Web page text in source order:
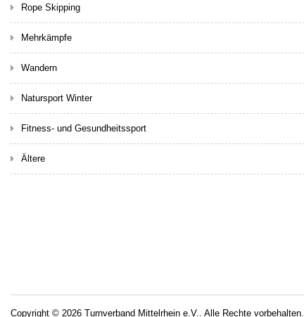
Rope Skipping
Mehrkämpfe
Wandern
Natursport Winter
Fitness- und Gesundheitssport
Ältere
Copyright © 2026 Turnverband Mittelrhein e.V.. Alle Rechte vorbehalten.